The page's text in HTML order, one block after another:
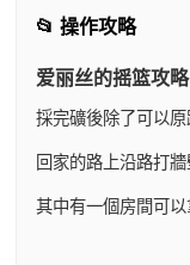
📂 操作攻略
爱丽丝的摇篮攻略
採完礦後除了可以
回家的路上沿路打
其中有一個房間可以